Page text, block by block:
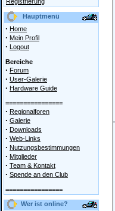
Hauptmenü
· Home
· Mein Profil
· Logout
Bereiche
· Forum
· User-Galerie
· Hardware Guide
================
· Regionalforen
· Galerie
· Downloads
· Web-Links
· Nutzungsbestimmungen
· Mitglieder
· Team & Kontakt
· Spende an den Club
================
Wer ist online?